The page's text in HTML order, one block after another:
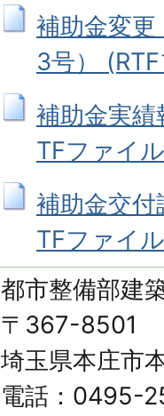
補助金変更
3号）
補助金実
TFファイ
補助金交付
TFファイ
都市整備部建
〒367-8501
埼玉県本庄市
電話：0495-